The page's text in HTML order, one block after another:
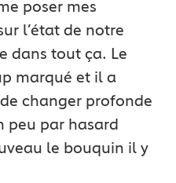
poser mes
l’état de notre
dans tout ça. Le
marqué et il a
changer profonde
peu par hasard
le bouquin il y